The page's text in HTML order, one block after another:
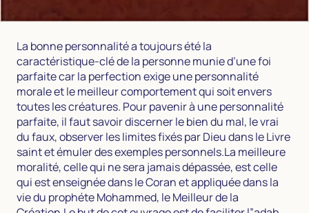
La bonne personnalité a toujours été la
caractéristique-clé de la personne munie d’une foi
parfaite car la perfection exige une personnalité
morale et le meilleur comportement qui soit envers
toutes les créatures. Pour pavenir à une personnalité
parfaite, il faut savoir discerner le bien du mal, le vrai
du faux, observer les limites fixés par Dieu dans le Livre
saint et émuler des exemples personnels.La meilleure
moralité, celle qui ne sera jamais dépassée, est celle
qui est enseignée dans le Coran et appliquée dans la
vie du prophéte Mohammed, le Meilleur de la